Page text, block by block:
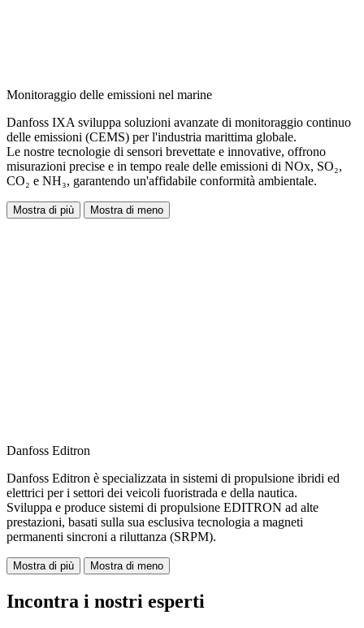
Monitoraggio delle emissioni nel marine
Danfoss IXA sviluppa soluzioni avanzate di monitoraggio continuo
delle emissioni (CEMS) per l'industria marittima globale.
Le nostre tecnologie di sensori brevettate e innovative, offrono
misurazioni precise e in tempo reale delle emissioni di NOx, SO₂,
CO₂ e NH₃, garantendo un'affidabile conformità ambientale.
Mostra di più Mostra di meno
Danfoss Editron
Danfoss Editron è specializzata in sistemi di propulsione ibridi ed
elettrici per i settori dei veicoli fuoristrada e della nautica.
Sviluppa e produce sistemi di propulsione EDITRON ad alte
prestazioni, basati sulla sua esclusiva tecnologia a magneti
permanenti sincroni a riluttanza (SRPM).
Mostra di più Mostra di meno
Incontra i nostri esperti